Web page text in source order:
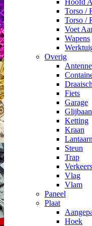
Torso /
Torso /
Voet
Wapens
Overig
Antenne
Fiets
Garage
Glijbaan
Ketting
Kraan
Steun
Trap
Vlag
Vlam
Paneel
Plaat
Hoek